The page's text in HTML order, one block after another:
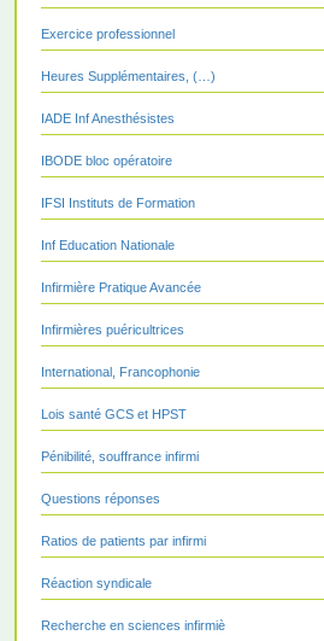
Exercice professionnel
Heures Supplémentaires, (…)
IADE Inf Anesthésistes
IBODE bloc opératoire
IFSI Instituts de Formation
Inf Education Nationale
Infirmière Pratique Avancée
Infirmières puéricultrices
International, Francophonie
Lois santé GCS et HPST
Pénibilité, souffrance infirmi
Questions réponses
Ratios de patients par infirmi
Réaction syndicale
Recherche en sciences infirmiè